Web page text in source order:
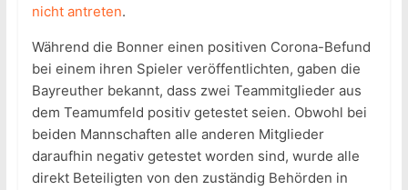
nicht antreten.
Während die Bonner einen positiven Corona-Befund
bei einem ihren Spieler veröffentlichten, gaben die
Bayreuther bekannt, dass zwei Teammitglieder aus
dem Teamumfeld positiv getestet seien. Obwohl bei
beiden Mannschaften alle anderen Mitglieder
daraufhin negativ getestet worden sind, wurde alle
direkt Beteiligten von den zuständig Behörden in